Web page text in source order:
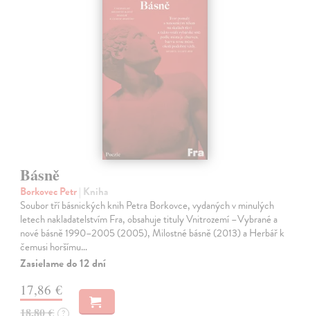
Básně
Borkovec Petr| Kniha
Soubor tří básnických knih Petra Borkovce, vydaných v minulých
letech nakladatelstvím Fra, obsahuje tituly Vnitrozemí –Vybrané a
nové básně 1990–2005 (2005), Milostné básně (2013) a Herbář k
čemusi horšímu…
Zasielame do 12 dní
17,86 €
18,80 € ?